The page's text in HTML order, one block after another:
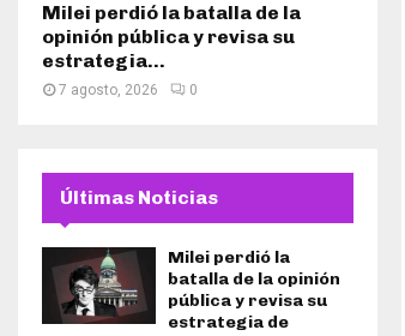
Milei perdió la batalla de la
opinión pública y revisa su
estrategia...
7 agosto, 2026 0
Últimas Noticias
Milei perdió la
batalla de la opinión
pública y revisa su
estrategia de